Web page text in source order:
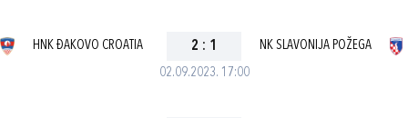
02.09.2023. 17:00
HNK ĐAKOVO CROATIA 2 : 1 NK SLAVONIJA POŽEGA